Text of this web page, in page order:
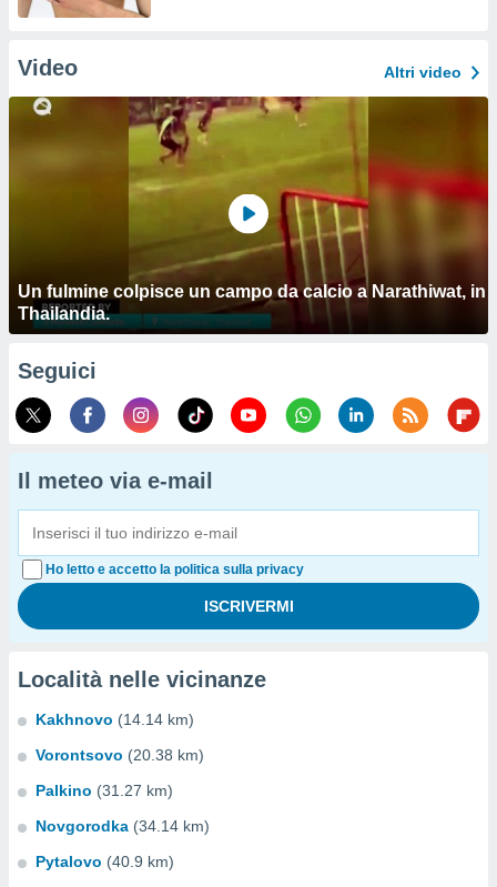
Video Altri video
Un fulmine colpisce un campo da calcio a Narathiwat, in
Thailandia.
Seguici
Il meteo via e-mail
Ho letto e accetto la politica sulla privacy
Località nelle vicinanze
Kakhnovo (14.14 km)
Vorontsovo (20.38 km)
Palkino (31.27 km)
Novgorodka (34.14 km)
Pytalovo (40.9 km)